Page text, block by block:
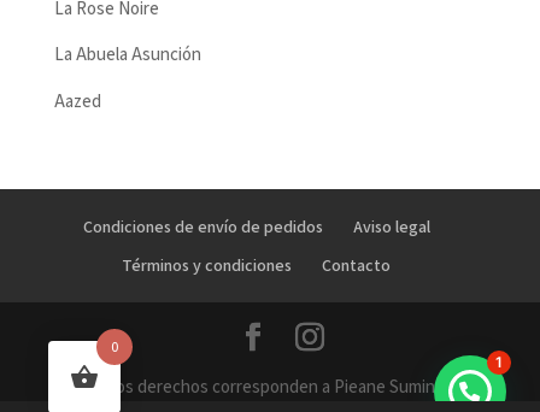
La Rose Noire
La Abuela Asunción
Aazed
Condiciones de envío de pedidos
Aviso legal
Términos y condiciones
Contacto
Todos los derechos corresponden a Pieane Suministros
0
1